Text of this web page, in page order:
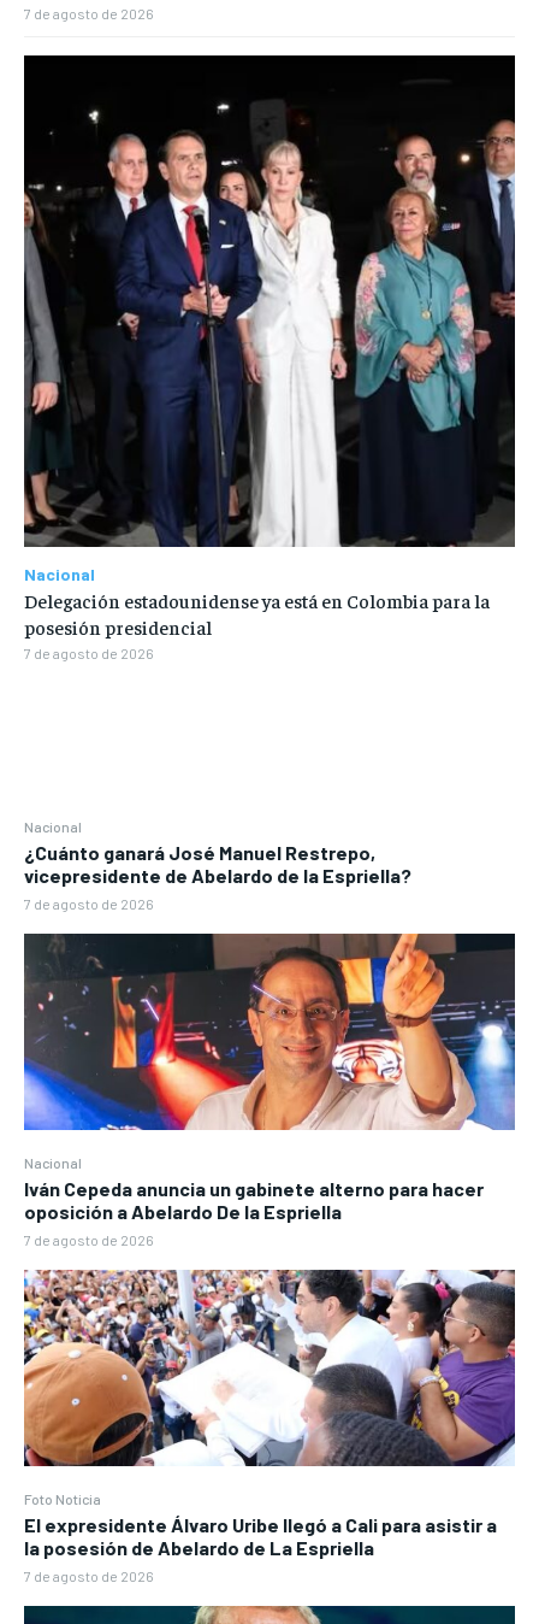
Nacional
¿Cuánto ganará José Manuel Restrepo,
vicepresidente de Abelardo de la Espriella?
7 de agosto de 2026
Nacional
Iván Cepeda anuncia un gabinete alterno para hacer
oposición a Abelardo De la Espriella
7 de agosto de 2026
Foto Noticia
El expresidente Álvaro Uribe llegó a Cali para asistir a
la posesión de Abelardo de La Espriella
7 de agosto de 2026
7 de agosto de 2026
Nacional
Delegación estadounidense ya está en Colombia para la
posesión presidencial
7 de agosto de 2026